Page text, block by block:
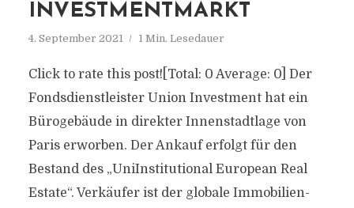
INVESTMENTMARKT
4. September 2021 1 Min. Lesedauer
Click to rate this post![Total: 0 Average: 0] Der
Fondsdienstleister Union Investment hat ein
Bürogebäude in direkter Innenstadtlage von
Paris erworben. Der Ankauf erfolgt für den
Bestand des „UniInstitutional European Real
Estate“. Verkäufer ist der globale Immobilien-